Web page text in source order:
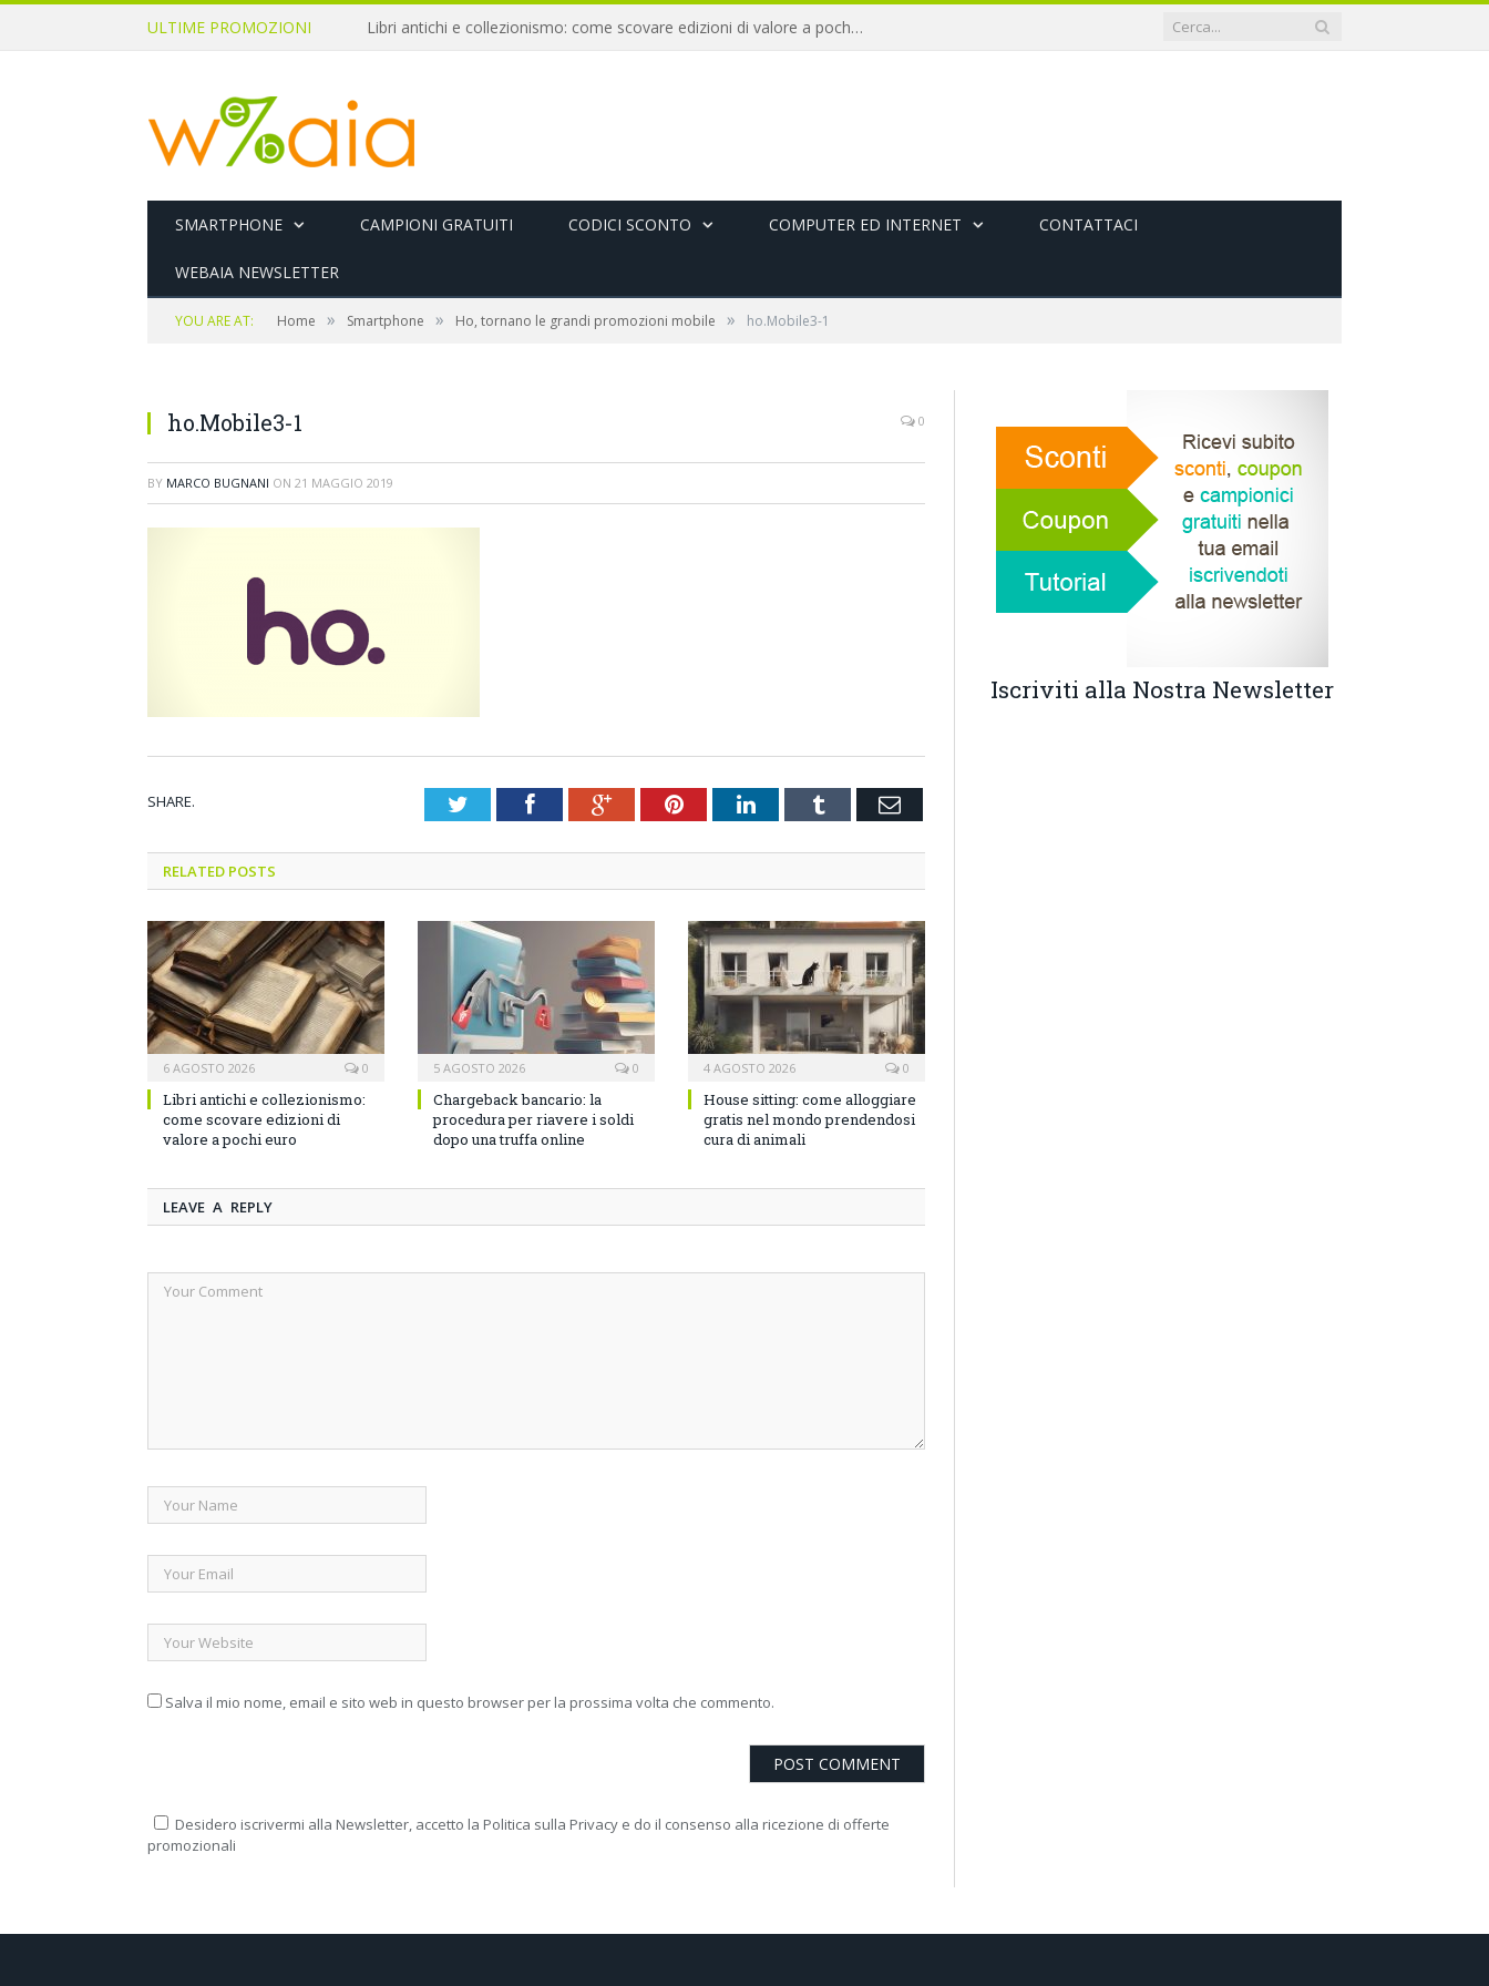
ULTIME PROMOZIONI Libri antichi e collezionismo: come scovare edizioni di valore a pochi euro
SMARTPHONE CAMPIONI GRATUITI CODICI SCONTO COMPUTER ED INTERNET CONTATTACI
WEBAIA NEWSLETTER
YOU ARE AT: Home » Smartphone » Ho, tornano le grandi promozioni mobile » ho.Mobile3-1
ho.Mobile3-1 0
BY MARCO BUGNANI ON 21 MAGGIO 2019
SHARE. TwitterFacebookGoogle+PinterestLinkedInTumblr Email
RELATED POSTS
6 AGOSTO 2026 0
Libri antichi e collezionismo:
come scovare edizioni di
valore a pochi euro
5 AGOSTO 2026 0
Chargeback bancario: la
procedura per riavere i soldi
dopo una truffa online
4 AGOSTO 2026 0
House sitting: come alloggiare
gratis nel mondo prendendosi
cura di animali
LEAVE A REPLY
Salva il mio nome, email e sito web in questo browser per la prossima volta che commento.
Desidero iscrivermi alla Newsletter, accetto la Politica sulla Privacy e do il consenso alla ricezione di offerte
promozionali
Iscriviti alla Nostra Newsletter